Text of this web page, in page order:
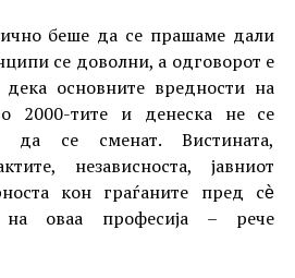
беше да се прашаме дали
се доволни, а одговорот е
дека основните вредности на
2000-тите и денеска не се
се сменат. Вистината,
независноста, јавниот
кон граѓаните пред сѐ
на оваа професија – рече